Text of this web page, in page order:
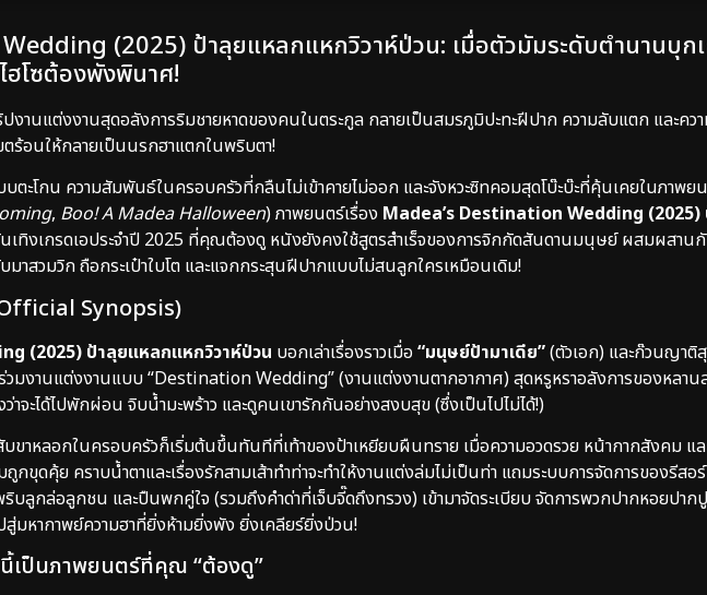
(2025) ป้าลุยแหลกแหกวิวาห์ป่วน: เมื่อตัวมัมระดับตำนานบุกเ
ฮโซต้องพังพินาศ!
ปงานแต่งงานสุดอลังการริมชายหาดของคนในตระกูล กลายเป็นสมรภูมิปะทะฝีปาก ความลับแตก และคว
ตร้อนให้กลายเป็นนรกฮาแตกในพริบตา!
ะโกน ความสัมพันธ์ในครอบครัวที่กลืนไม่เข้าคายไม่ออก และจังหวะซิทคอมสุดโบ๊ะบ๊ะที่คุ้นเคยในภาพย
, Boo! A Madea Halloween) ภาพยนตร์เรื่อง Madea’s Destination Wedding (2025)
ทิงเกรดเอประจำปี 2025 ที่คุณต้องดู หนังยังคงใช้สูตรสำเร็จของการจิกกัดสันดานมนุษย์ ผสมผสาน
สวมวิก ถือกระเป๋าใบโต และแจกกระสุนฝีปากแบบไม่สนลูกใครเหมือนเดิม!
Synopsis)
(2025) ป้าลุยแหลกแหกวิวาห์ป่วน บอกเล่าเรื่องราวเมื่อ “มนุษย์ป้ามาเดีย”(ตัวเอก) และก๊วนญาติ
ร่วมงานแต่งงานแบบ “Destination Wedding” (งานแต่งงานตากอากาศ) สุดหรูหราอลังการของหลา
าจะได้ไปพักผ่อน จิบน้ำมะพร้าว และดูคนเขารักกันอย่างสงบสุข (ซึ่งเป็นไปไม่ได้!)
ขาหลอกในครอบครัวก็เริ่มต้นขึ้นทันทีที่เท้าของป้าเหยียบผืนทราย เมื่อความอวดรวย หน้ากากสังคม แ
มถูกขุดคุ้ย คราบน้ำตาและเรื่องรักสามเส้าทำท่าจะทำให้งานแต่งล่มไม่เป็นท่า แถมระบบการจัดการของรีส
ลูกล่อลูกชน และปืนพกคู่ใจ (รวมถึงคำด่าที่เจ็บจี๊ดถึงทรวง) เข้ามาจัดระเบียบ จัดการพวกปากหอยปา
สู่มหากาพย์ความฮาที่ยิ่งห้ามยิ่งพัง ยิ่งเคลียร์ยิ่งป่วน!
เป็นภาพยนตร์ที่คุณ “ต้องดู”